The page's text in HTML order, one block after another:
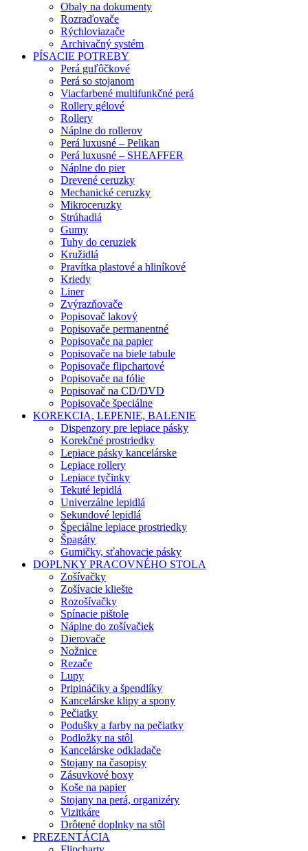
Obaly na dokumenty
Rozraďovače
Rýchloviazače
Archivačný systém
PÍSACIE POTREBY
Perá guľôčkové
Perá so stojanom
Viacfarbené multifunkčné perá
Rollery gélové
Rollery
Náplne do rollerov
Perá luxusné – Pelikan
Perá luxusné – SHEAFFER
Náplne do pier
Drevené ceruzky
Mechanické ceruzky
Mikroceruzky
Strúhadlá
Gumy
Tuhy do ceruziek
Kružidlá
Pravítka plastové a hliníkové
Kriedy
Liner
Zvýrazňovače
Popisovač lakový
Popisovače permanentné
Popisovače na papier
Popisovače na biele tabule
Popisovače flipchartové
Popisovače na fólie
Popisovač na CD/DVD
Popisovače špeciálne
KOREKCIA, LEPENIE, BALENIE
Dispenzory pre lepiace pásky
Korekčné prostriedky
Lepiace pásky kancelárske
Lepiace rollery
Lepiace tyčinky
Tekuté lepidlá
Univerzálne lepidlá
Sekundové lepidlá
Špeciálne lepiace prostriedky
Špagáty
Gumičky, sťahovacie pásky
DOPLNKY PRACOVNÉHO STOLA
Zošívačky
Zošívacie kliešte
Rozošívačky
Spínacie pištole
Náplne do zošívačiek
Dierovače
Nožnice
Rezače
Lupy
Pripináčiky a špendlíky
Kancelárske klipy a spony
Pečiatky
Podušky a farby na pečiatky
Podložky na stôl
Kancelárske odkladače
Stojany na časopisy
Zásuvkové boxy
Koše na papier
Stojany na perá, organizéry
Vizitkáre
Drôtené doplnky na stôl
PREZENTÁCIA